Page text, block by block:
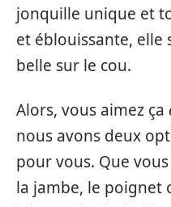
jonquille unique et
et éblouissante, elle
belle sur le cou.
Alors, vous aimez ça
nous avons deux
pour vous. Que
la jambe, le poignet